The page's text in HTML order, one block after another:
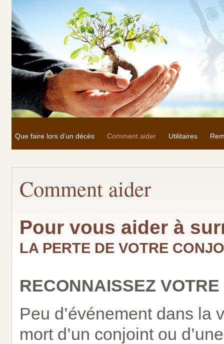
Que faire lors d’un décès Comment aider Utilitaires
Comment aider
Pour vous aider à
LA PERTE DE VOTRE
RECONNAISSEZ
Peu d’événement dans la
mort d’un conjoint ou